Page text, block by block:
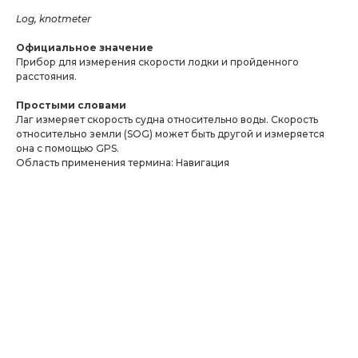
Log, knotmeter
Официальное значение
Прибор для измерения скорости лодки и пройденного
расстояния.
Простыми словами
Лаг измеряет скорость судна относительно воды. Скорость
относительно земли (SOG) может быть другой и измеряется
она с помощью GPS.
Область применения термина: Навигация